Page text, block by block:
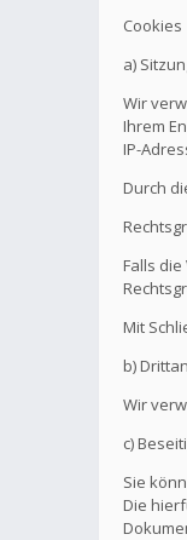
Cookies
a)
Wir
Ihrem
IP-
Durch
Falls
Mit
b)
Wir
c)
Sie
Die